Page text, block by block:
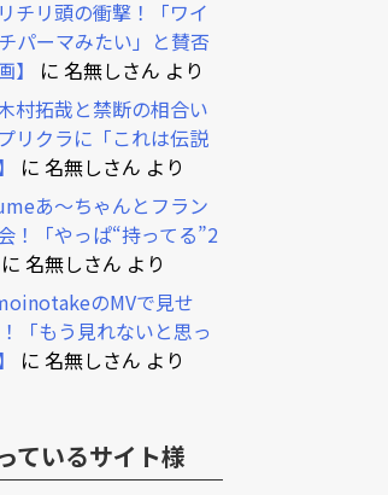
チリ頭の衝撃！「ワイ
パーマみたい」と賛否
】
に 名無しさん より
村拓哉と禁断の相合い
リクラに「これは伝説
に 名無しさん より
あ～ちゃんとフラン
！「やっぱ“持ってる”2
に 名無しさん より
のMVで見せ
「もう見れないと思っ
に 名無しさん より
ているサイト様